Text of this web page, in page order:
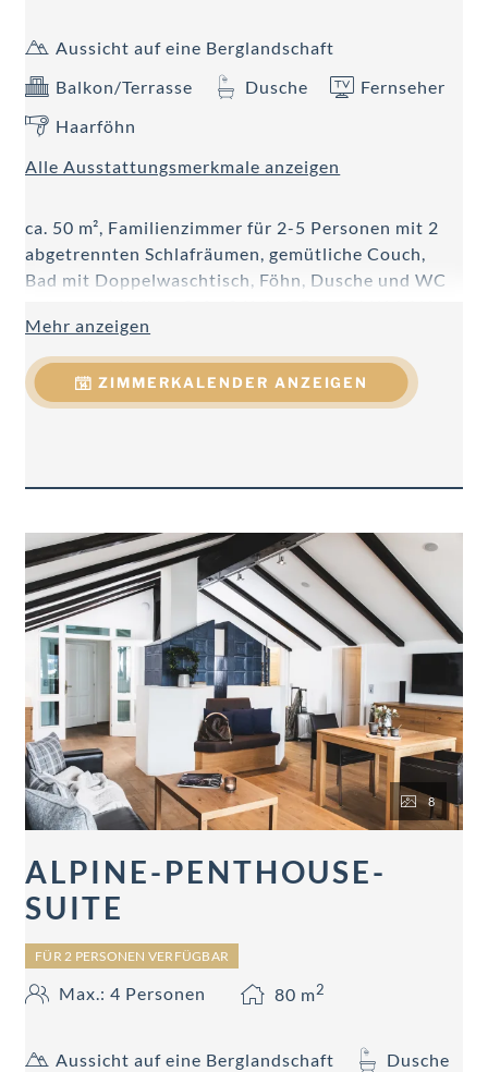
Aussicht auf eine Berglandschaft
Balkon/Terrasse
Dusche
Fernseher
Haarföhn
Alle Ausstattungsmerkmale anzeigen
ca. 50 m², Familienzimmer für 2-5 Personen mit 2
abgetrennten Schlafräumen, gemütliche Couch,
Bad mit Doppelwaschtisch, Föhn, Dusche und WC
Telefon, Balkon.
Mehr anzeigen
ZIMMERKALENDER ANZEIGEN
8
ALPINE-PENTHOUSE-
SUITE
FÜR 2 PERSONEN VERFÜGBAR
Max.: 4 Personen 80 m2
Aussicht auf eine Berglandschaft
Dusche